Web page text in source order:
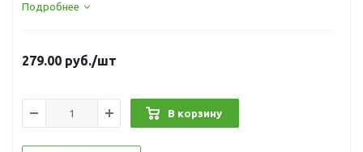
Подробнее
279.00 руб./шт
В корзину